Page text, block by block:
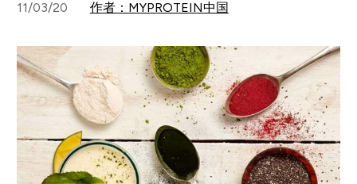
11/03/20 作者：MYPROTEIN中国